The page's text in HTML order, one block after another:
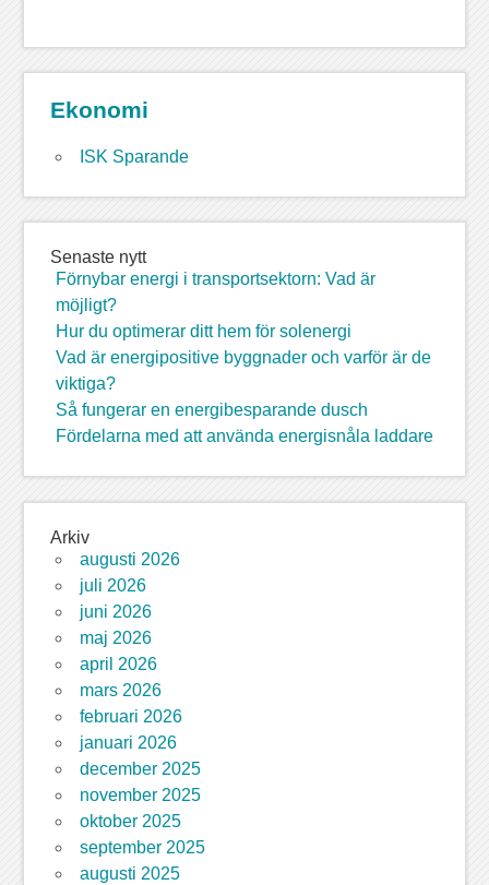
Ekonomi
ISK Sparande
Senaste nytt
Förnybar energi i transportsektorn: Vad är
möjligt?
Hur du optimerar ditt hem för solenergi
Vad är energipositive byggnader och varför är de
viktiga?
Så fungerar en energibesparande dusch
Fördelarna med att använda energisnåla laddare
Arkiv
augusti 2026
juli 2026
juni 2026
maj 2026
april 2026
mars 2026
februari 2026
januari 2026
december 2025
november 2025
oktober 2025
september 2025
augusti 2025